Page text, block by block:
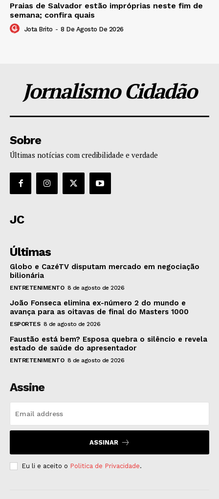
Praias de Salvador estão impróprias neste fim de
semana; confira quais
Jota Brito - 8 De Agosto De 2026
Jornalismo Cidadão
Sobre
Últimas notícias com credibilidade e verdade
JC
Últimas
Globo e CazéTV disputam mercado em negociação
bilionária
ENTRETENIMENTO 8 de agosto de 2026
João Fonseca elimina ex-número 2 do mundo e
avança para as oitavas de final do Masters 1000
ESPORTES 8 de agosto de 2026
Faustão está bem? Esposa quebra o silêncio e revela
estado de saúde do apresentador
ENTRETENIMENTO 8 de agosto de 2026
Assine
ASSINAR
Eu li e aceito o Politica de Privacidade.